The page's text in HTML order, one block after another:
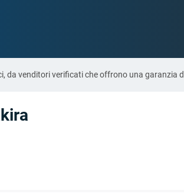
da venditori verificati che offrono una garanzia